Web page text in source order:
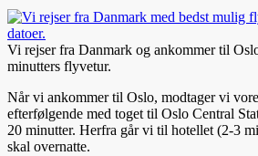
Vi rejser fra Danmark og ankommer til
minutters flyvetur.
Når vi ankommer til Oslo, modtager vi
efterfølgende med toget til Oslo Central
20 minutter. Herfra går vi til hotellet (2-3
skal overnatte.